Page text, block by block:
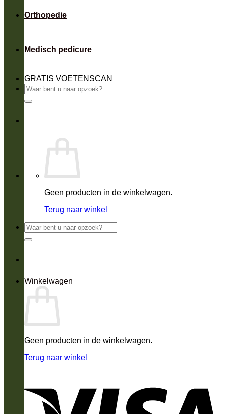
Orthopedie
Medisch pedicure
GRATIS VOETENSCAN
Zoeken
naar:
Geen producten in de winkelwagen.
Terug naar winkel
Zoeken
naar:
Winkelwagen
Geen producten in de winkelwagen.
Terug naar winkel